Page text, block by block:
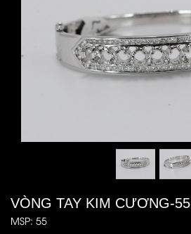
VÒNG TAY KIM CƯƠNG-55
MSP: 55